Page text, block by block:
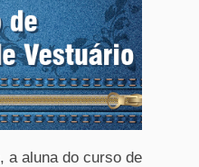
a aluna do curso de